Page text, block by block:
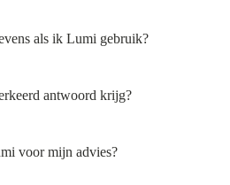
als ik Lumi gebruik?
antwoord krijg?
voor mijn advies?